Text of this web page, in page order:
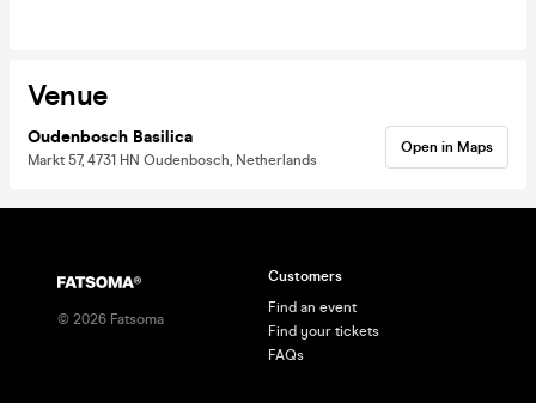
Venue
Oudenbosch Basilica
Markt 57, 4731 HN Oudenbosch, Netherlands
Open in Maps
© 2026 Fatsoma
Customers
Find an event
Find your tickets
FAQs